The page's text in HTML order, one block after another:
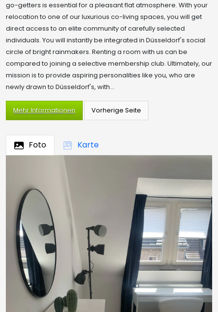
go-getters is essential for a pleasant flat atmosphere. With your
relocation to one of our luxurious co-living spaces, you will get
direct access to an elite community of carefully selected
individuals. You will instantly be integrated in Düsseldorf's social
circle of bright rainmakers. Renting a room with us can be
compared to joining a selective membership club. Ultimately, our
mission is to provide aspiring personalities like you, who are
newly drawn to Düsseldorf's, with...
Mehr Informationen
Foto Karte